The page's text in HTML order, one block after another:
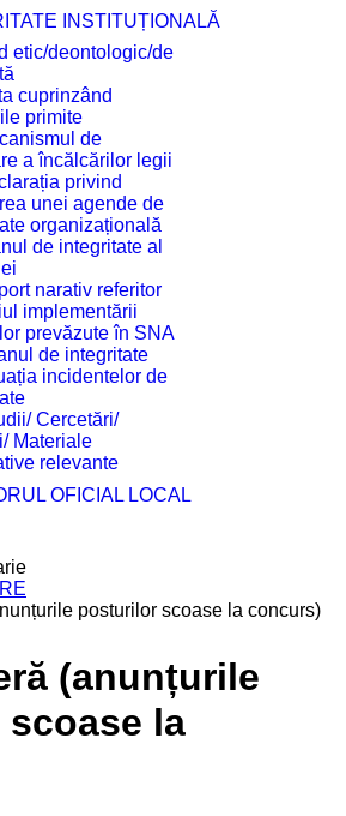
INSTITUȚIONALĂ
etic/deontologic/de
cuprinzând
primite
de
a încălcărilor legii
privind
unei agende de
organizațională
de integritate al
narativ referitor
implementării
prevăzute în SNA
de integritate
incidentelor de
Cercetări/
Materiale
relevante
OFICIAL LOCAL
posturilor scoase la concurs)
(anunțurile
la